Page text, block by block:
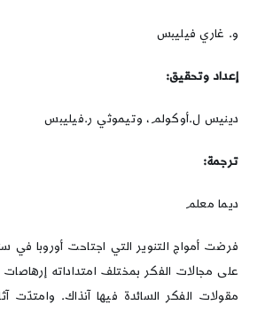
و. غاري فيليبس
إعداد وتحقيق:
دينيس ل.أوكولم، وتيموثي ر.فيليبس
ترجمة:
ديما معلم
فرضت أمواج التنوير التي اجتاحت أوروبا في
على مجالات الفكر بمختلف امتداداته
مقولات الفكر السائدة فيها آنذاك. وامتدّت